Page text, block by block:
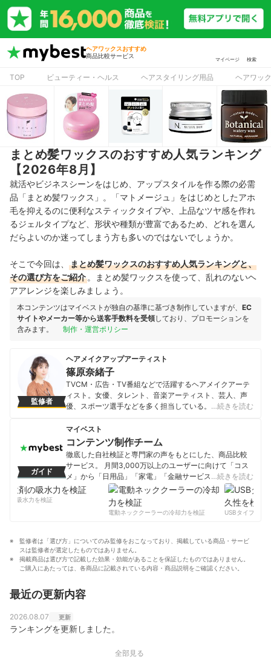
ヘアワックスおすすめ
商品比較サービス
マイページ 検索
TOP ビューティー・ヘルス ヘアスタイリング用品 ヘアワッ
まとめ髪ワックスのおすすめ人気ランキング
【2026年8月】
就活やビジネスシーンをはじめ、アップスタイルを作る際の必需
品「まとめ髪ワックス」。「マトメージュ」をはじめとしたアホ
毛を抑えるのに便利なスティックタイプや、上品なツヤ感を作れ
るジェルタイプなど、形状や種類が豊富であるため、どれを選ん
だらよいのか迷ってしまう方も多いのではないでしょうか。
そこで今回は、
まとめ髪ワックスのおすすめ人気ランキングと、
その選び方をご紹介 。まとめ髪ワックスを使って、乱れのないヘ
アアレンジを楽しみましょう。
本コンテンツはマイベストが独自の基準に基づき制作していますが、 EC
サイトやメーカー等から送客手数料を受領しており、プロモーションを
含みます。
制作・運営ポリシー
監修者
ヘアメイクアップアーティスト
篠原奈緒子
TVCM・広告・TV番組などで活躍するヘアメイクアーテ
ィスト。女優、タレント、音楽アーティスト、芸人、声
優、スポーツ選手などを多く担当している。10代の頃か
師事後独立。現在は新人育成のための技術指導も請け負
っている。 TV番組出演、雑誌でのライティング、イベン
トでのトークショーなど、自身でのメディア露出もこな
し、LINE公式ブロガーとしても活動するなど、若い世代
を中心に幅広い支持層を持つ。コスメや美容グッズが大
好きで、新しいアイテムは常にチェックしている。
篠原奈緒子のプロフィール
…続きを読む
ガイド
マイベスト
コンテンツ制作チーム
徹底した自社検証と専門家の声をもとにした、商品比較
サービス。 月間3,000万以上のユーザーに向けて「コス
メ」から「日用品」「家電」「金融サービス」まで、ベ
ストな商品を選んでもらうために、毎日コンテンツを制
コンテンツ制作チームのプロフィール
…続きを読む
の吸水力を検証
電動ネッククーラーの冷却力を検証
USBタイプCケー
監修者は「選び方」についてのみ監修をおこなっており、掲載している商品・サービ
スは監修者が選定したものではありません。
掲載商品は選び方で記載した効果・効能があることを保証したものではありません。
ご購入にあたっては、各商品に記載されている内容・商品説明をご確認ください。
最近の更新内容
2026.08.07 更新
ランキングを更新しました。
全部見る